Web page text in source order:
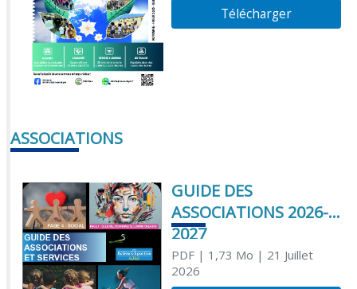
Télécharger
ASSOCIATIONS
GUIDE DES
ASSOCIATIONS 2026-
2027
PDF| 1,73 Mo | 21 Juillet
2026